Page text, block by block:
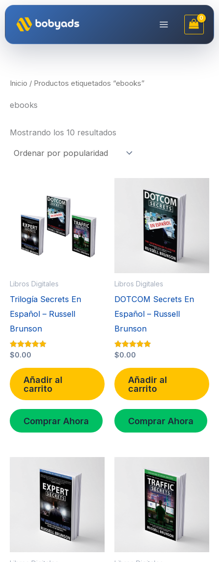
contenido
Inicio / Productos etiquetados “ebooks”
ebooks
Mostrando los 10 resultados
Libros Digitales
Trilogía Secrets En
Español – Russell
Brunson
Valorado con
5.00
de 5
$0.00
Añadir al
carrito
Comprar Ahora
Libros Digitales
DOTCOM Secrets En
Español – Russell
Brunson
Valorado con
5.00
de 5
$0.00
Añadir al
carrito
Comprar Ahora